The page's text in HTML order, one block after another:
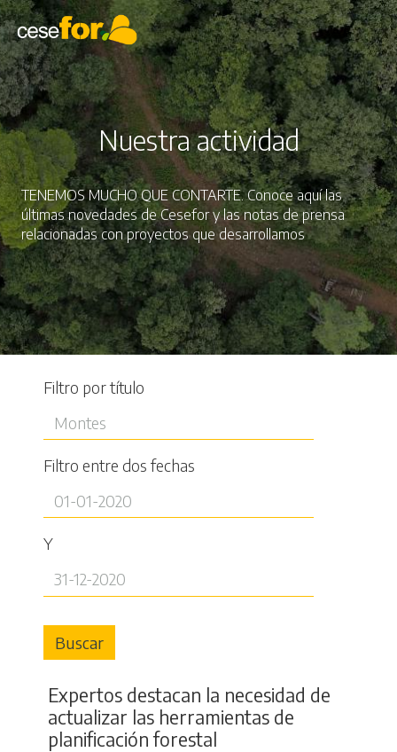
Pasar
al
contenido
principal
Nuestra actividad
TENEMOS MUCHO QUE CONTARTE. Conoce aquí las
últimas novedades de Cesefor y las notas de prensa
relacionadas con proyectos que desarrollamos
Filtro por título
Filtro entre dos fechas
Y
Buscar
Expertos destacan la necesidad de
actualizar las herramientas de
planificación forestal